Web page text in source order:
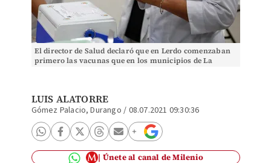
El director de Salud declaró que en Lerdo comenzaban
primero las vacunas que en los municipios de La
LUIS ALATORRE
Gómez Palacio, Durango / 08.07.2021 09:30:36
Únete al canal de Milenio